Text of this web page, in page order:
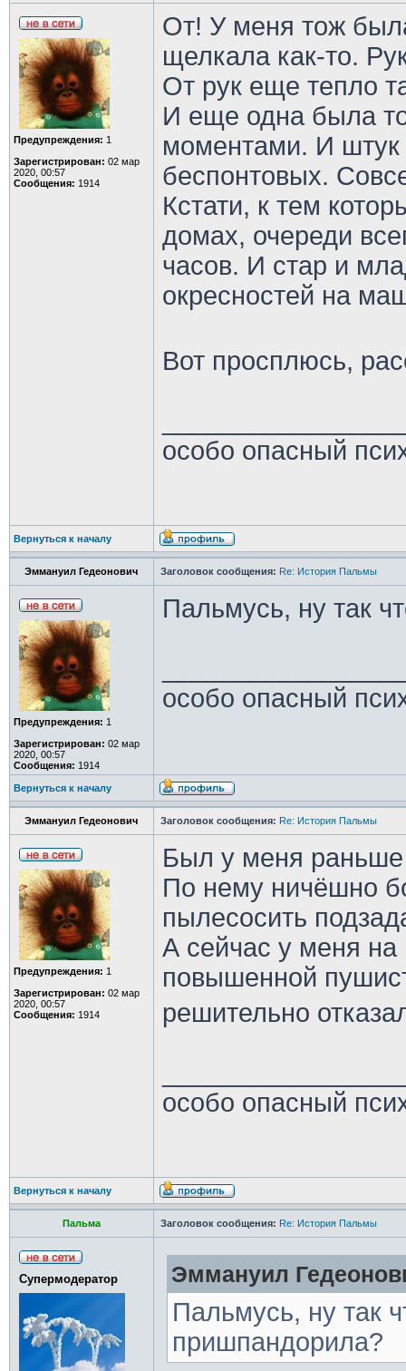
Предупреждения: 1
Зарегистрирован: 02 мар
2020, 00:57
Сообщения: 1914
От! У меня тож
щелкала как-то.
От рук еще тепло
И еще одна была
моментами. И штук
беспонтовых.
Кстати, к тем
домах, очереди
часов. И стар и
окресностей на
Вот просплюсь,
особо опасный
Вернуться к началу
Эммануил Гедеонович Заголовок сообщения: Re: История Пальмы
Предупреждения: 1
Зарегистрирован: 02 мар
2020, 00:57
Сообщения: 1914
Пальмусь, ну так
особо опасный
Вернуться к началу
Эммануил Гедеонович Заголовок сообщения: Re: История Пальмы
Предупреждения: 1
Зарегистрирован: 02 мар
2020, 00:57
Сообщения: 1914
Был у меня
По нему ничёшно
пылесосить
А сейчас у меня на
повышенной
решительно
особо опасный
Вернуться к началу
Пальма Заголовок сообщения: Re: История Пальмы
Супермодератор Эммануил
Пальмусь, ну так
пришпандорила?